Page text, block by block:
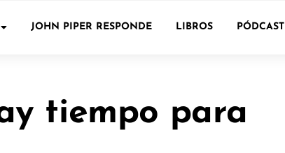
JOHN PIPER RESPONDE LIBROS PÓDCAST
tiempo para